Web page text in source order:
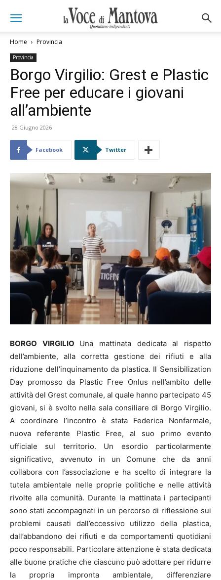
Home Provincia
Provincia
Borgo Virgilio: Grest e Plastic
Free per educare i giovani
all’ambiente
28 Giugno 2026
Facebook Twitter
BORGO VIRGILIO Una mattinata dedicata al rispetto
dell’ambiente, alla corretta gestione dei rifiuti e alla
riduzione dell’inquinamento da plastica. Il Sensibilization
Day promosso da Plastic Free Onlus nell’ambito delle
attività del Grest comunale, al quale hanno partecipato 45
giovani, si è svolto nella sala consiliare di Borgo Virgilio.
A coordinare l’incontro è stata Federica Nonfarmale,
nuova referente Plastic Free, al suo primo evento
ufficiale sul territorio. Un esordio particolarmente
significativo, avvenuto in un Comune che da anni
collabora con l’associazione e ha scelto di integrare la
tutela ambientale nelle proprie politiche e nelle attività
rivolte alla comunità. Durante la mattinata i partecipanti
sono stati accompagnati in un percorso di riflessione sui
problemi causati dall’eccessivo utilizzo della plastica,
dall’abbandono dei rifiuti e da comportamenti quotidiani
poco responsabili. Particolare attenzione è stata dedicata
alle buone pratiche che ciascuno può adottare per ridurre
la propria impronta ambientale, differenziare